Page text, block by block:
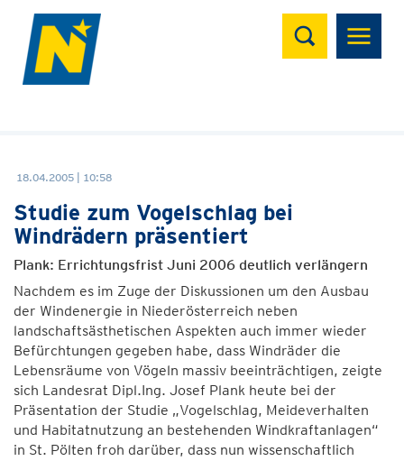
Suchen
18.04.2005 | 10:58
Studie zum Vogelschlag bei
Windrädern präsentiert
Plank: Errichtungsfrist Juni 2006 deutlich verlängern
Nachdem es im Zuge der Diskussionen um den Ausbau
der Windenergie in Niederösterreich neben
landschaftsästhetischen Aspekten auch immer wieder
Befürchtungen gegeben habe, dass Windräder die
Lebensräume von Vögeln massiv beeinträchtigen, zeigte
sich Landesrat Dipl.Ing. Josef Plank heute bei der
Präsentation der Studie „Vogelschlag, Meideverhalten
und Habitatnutzung an bestehenden Windkraftanlagen“
in St. Pölten froh darüber, dass nun wissenschaftlich